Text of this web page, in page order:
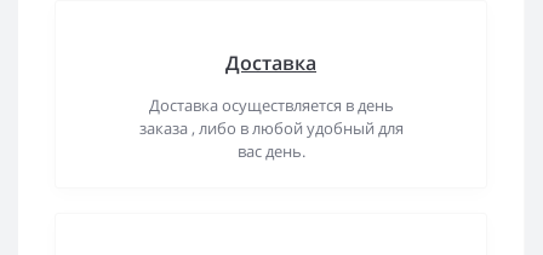
Доставка
Доставка осуществляется в день
заказа , либо в любой удобный для
вас день.